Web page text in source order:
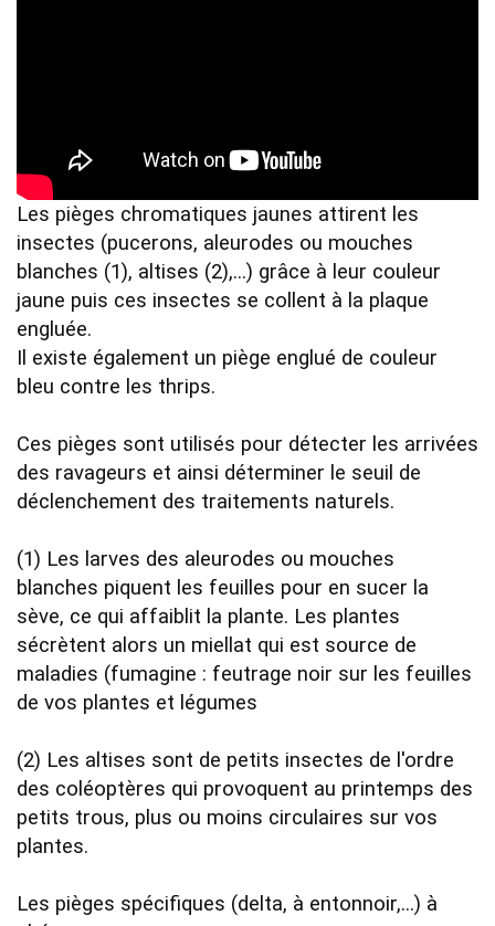
Les pièges chromatiques jaunes attirent les
insectes (pucerons, aleurodes ou mouches
blanches (1), altises (2),...) grâce à leur couleur
jaune puis ces insectes se collent à la plaque
engluée.
Il existe également un piège englué de couleur
bleu contre les thrips.
Ces pièges sont utilisés pour détecter les arrivées
des ravageurs et ainsi déterminer le seuil de
déclenchement des traitements naturels.
(1) Les larves des aleurodes ou mouches
blanches piquent les feuilles pour en sucer la
sève, ce qui affaiblit la plante. Les plantes
sécrètent alors un miellat qui est source de
maladies (fumagine : feutrage noir sur les feuilles
de vos plantes et légumes
(2) Les altises sont de petits insectes de l'ordre
des coléoptères qui provoquent au printemps des
petits trous, plus ou moins circulaires sur vos
plantes.
Les pièges spécifiques (delta, à entonnoir,...) à